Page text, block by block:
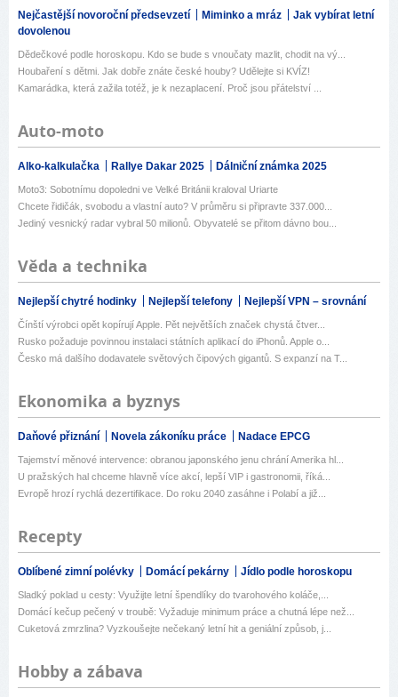
Nejčastější novoroční předsevzetí Miminko a mráz
Jak vybírat letní
dovolenou
Dědečkové podle horoskopu. Kdo se bude s vnoučaty mazlit, chodit na vý...
Houbaření s dětmi. Jak dobře znáte české houby? Udělejte si KVÍZ!
Kamarádka, která zažila totéž, je k nezaplacení. Proč jsou přátelství ...
Auto-moto
Alko-kalkulačka Rallye Dakar 2025 Dálniční známka 2025
Moto3: Sobotnímu dopoledni ve Velké Británii kraloval Uriarte
Chcete řidičák, svobodu a vlastní auto? V průměru si připravte 337.000...
Jediný vesnický radar vybral 50 milionů. Obyvatelé se přitom dávno bou...
Věda a technika
Nejlepší chytré hodinky Nejlepší telefony Nejlepší VPN – srovnání
Čínští výrobci opět kopírují Apple. Pět největších značek chystá čtver...
Rusko požaduje povinnou instalaci státních aplikací do iPhonů. Apple o...
Česko má dalšího dodavatele světových čipových gigantů. S expanzí na T...
Ekonomika a byznys
Daňové přiznání Novela zákoníku práce Nadace EPCG
Tajemství měnové intervence: obranou japonského jenu chrání Amerika hl...
U pražských hal chceme hlavně více akcí, lepší VIP i gastronomii, říká...
Evropě hrozí rychlá dezertifikace. Do roku 2040 zasáhne i Polabí a již...
Recepty
Oblíbené zimní polévky Domácí pekárny Jídlo podle horoskopu
Sladký poklad u cesty: Využijte letní špendlíky do tvarohového koláče,...
Domácí kečup pečený v troubě: Vyžaduje minimum práce a chutná lépe než...
Cuketová zmrzlina? Vyzkoušejte nečekaný letní hit a geniální způsob, j...
Hobby a zábava